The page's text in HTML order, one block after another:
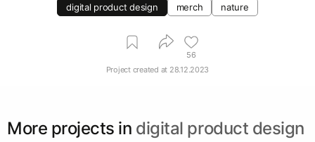
digital product design merch nature
56
Project created at 28.12.2023
More projects in digital product design